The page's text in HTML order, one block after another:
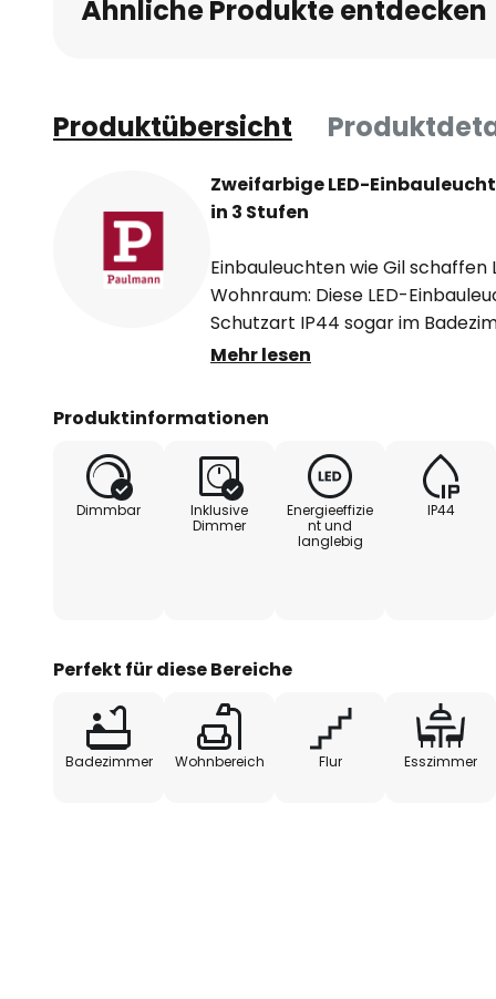
springen
Ähnliche Produkte entdecken
Produktübersicht
Zweifarbige LED-
in 3 Stufen
Einbauleuchten wie Gil
Wohnraum: Diese LED-
Schutzart IP44 sogar im
anderen Feuchtraum verwendet
strahlen warmweißes Licht sowie
über den normalen
gewünschte Lichtstimmung
%. Die LEDs sind zudem
einem Fachbetrieb
Mehr lesen
Produktinformationen
Dimmbar
Inklusive
Dimmer
Energieeffizie
nt und
langlebig
IP44
Perfekt für diese Bereiche
Badezimmer Wohnbereich Flur Esszimmer